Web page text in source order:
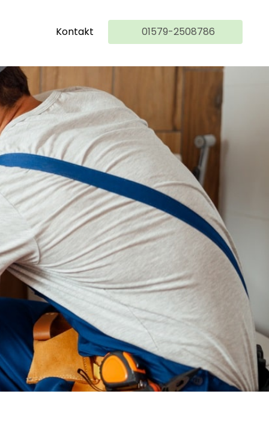
Kontakt 01579-2508786